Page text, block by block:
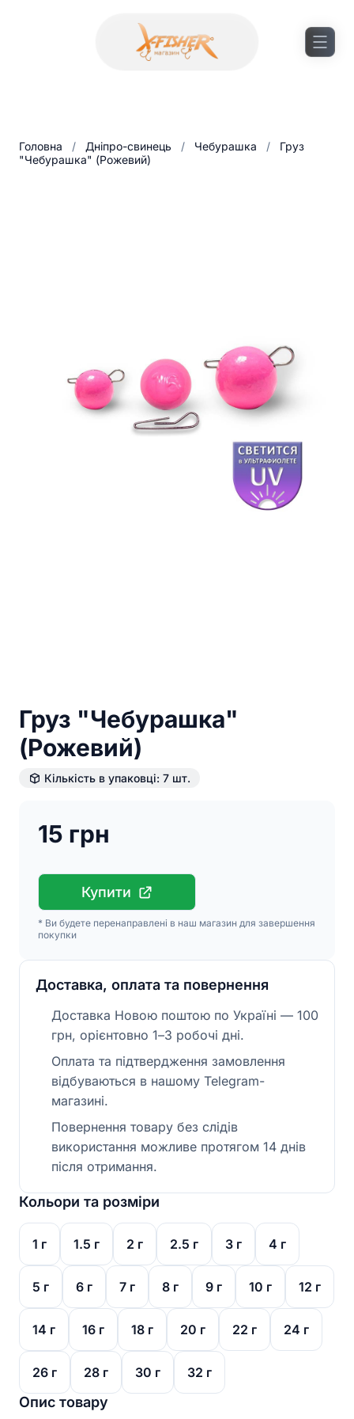
Головна / Дніпро-свинець / Чебурашка /
Груз
"Чебурашка" (Рожевий)
Груз "Чебурашка"
(Рожевий)
Кількість в упаковці: 7 шт.
15 грн
Купити
* Ви будете перенаправлені в наш магазин для завершення
покупки
Доставка, оплата та повернення
Доставка Новою поштою по Україні — 100
грн, орієнтовно 1–3 робочі дні.
Оплата та підтвердження замовлення
відбуваються в нашому Telegram-
магазині.
Повернення товару без слідів
використання можливе протягом 14 днів
після отримання.
Кольори та розміри
1 г 1.5 г 2 г 2.5 г 3 г 4 г
5 г 6 г 7 г 8 г 9 г 10 г 12 г
14 г 16 г 18 г 20 г 22 г 24 г
26 г 28 г 30 г 32 г
Опис товару